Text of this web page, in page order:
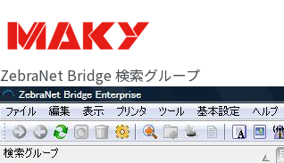
ZebraNet Bridge 検索グループ